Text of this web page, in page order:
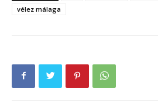
vélez málaga